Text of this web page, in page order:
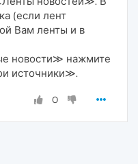
(если лент
Вам ленты и в
новости≫ нажмите
источники≫.
0